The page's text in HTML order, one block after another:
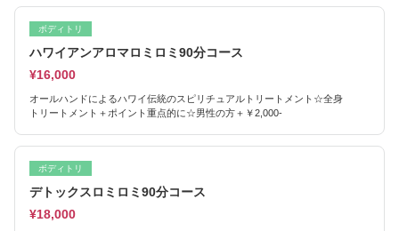
ボディトリ
ハワイアンアロマロミロミ90分コース
¥16,000
オールハンドによるハワイ伝統のスピリチュアルトリートメント☆全身
トリートメント＋ポイント重点的に☆男性の方＋￥2,000-
ボディトリ
デトックスロミロミ90分コース
¥18,000